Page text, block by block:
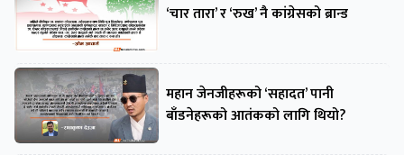
‘चार तारा’ र ‘रुख’ नै कांग्रेसको ब्रान्ड
महान जेनजीहरूको ‘सहादत’ पानी
बाँडनेहरूको आतंकको लागि थियो?